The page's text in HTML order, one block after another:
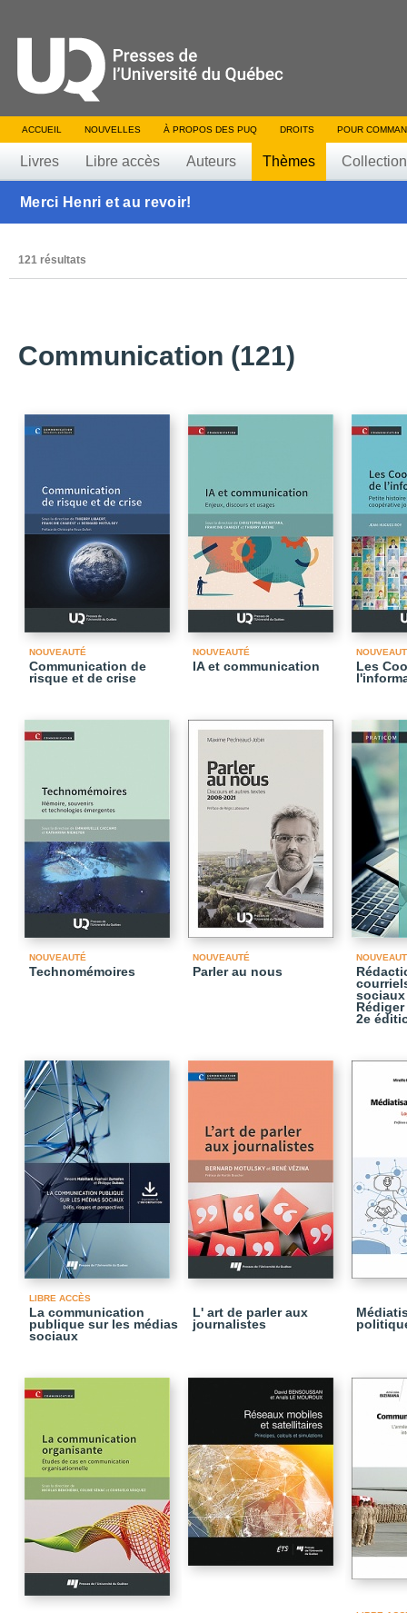
ACCUEIL NOUVELLES À PROPOS DES PUQ DROITS POUR
Livres Libre accès Auteurs Thèmes
Merci Henri et au revoir!
121 résultats
Communication (121)
NOUVEAUTÉ
Communication de
risque et de crise
NOUVEAUTÉ
IA et communication
Les
NOUVEAUTÉ
Technomémoires
NOUVEAUTÉ
Parler au nous
2e
LIBRE ACCÈS
La communication
publique sur les médias
sociaux
L' art de parler aux
journalistes